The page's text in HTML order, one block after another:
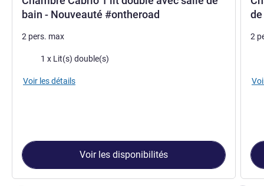
bain - Nouveauté #ontheroad
2 pers. max
Literie1 x Lit(s) double(s)
Voir les détails
Voir les disponibilités
2